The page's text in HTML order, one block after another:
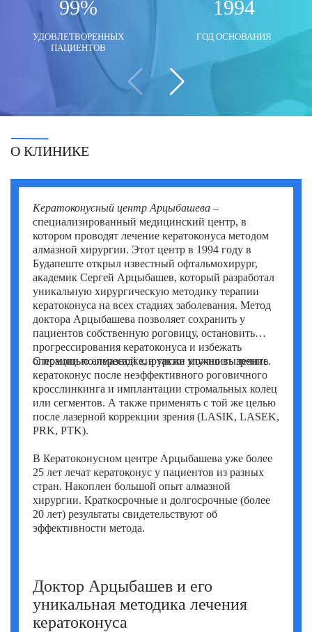
Моше Паппа (Moshe Pappa)
Мустафа Оздоган (Mustafa Ozdogan)
Озкан Йилдиз (Ozkan Yildiz)
Серкан Кескин (Serkan Keskin)
Сиван Шамаи (Sivan Shamai)
Тамар Сафра (Tamar Safra)
Тахсин Озатли (Tahsin Ozatli)
Умут Демирджи (Umut Demirci)
Фатих Айдоган (Fatih Aydogan)
Хале Башак Чалар (Hale Basak Caglar)
Хамдулла Созен (Hamdullah Sozen)
Эркан Доган (Erkan Dogan)
Яков Шехтер (Jacob Schechter)
Шломи Константини (Shlomi Constantini)
Шломо Давидович (Shlomo Davidovich)
Эли Ашкенази (Eli Ashkenazi)
Сегев Эйтан (Segev Eitan)
Халук Чабук (Haluk Cabuk)
Эльханан Лугер (Elhanan Luger)
99%
УДОВЛЕТВОРЕННЫХ
ПАЦИЕНТОВ
1994
ГОД ОСНОВАНИЯ
О КЛИНИКЕ
Кератоконусный центр Арцыбашева –
специализированный медицинский центр, в
котором проводят лечение кератоконуса методом
алмазной хирургии. Этот центр в 1994 году в
Будапеште открыл известный офтальмохирург,
академик Сергей Арцыбашев, который разработал
уникальную хирургическую методику терапии
кератоконуса на всех стадиях заболевания. Метод
доктора Арцыбашева позволяет сохранить у
пациентов собственную роговицу, остановить
прогрессирования кератоконуса и избежать
операции по пересадке, а также улучшить зрение.
С помощью алмазной хирургии можно вылечить
кератоконус после неэффективного роговичного
кросслинкинга и имплантации стромальных колец
или сегментов. А также применять с той же целью
после лазерной коррекции зрения (LASIK, LASEK,
PRK, PTK).
В Кератоконусном центре Арцыбашева уже более
25 лет лечат кератоконус у пациентов из разных
стран. Накоплен большой опыт алмазной
хирургии. Краткосрочные и долгосрочные (более
20 лет) результаты свидетельствуют об
эффективности метода.
Доктор Арцыбашев и его
уникальная методика лечения
кератоконуса